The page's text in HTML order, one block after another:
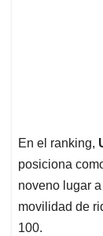
En el ranking,
posiciona
noveno lugar
movilidad de
100.